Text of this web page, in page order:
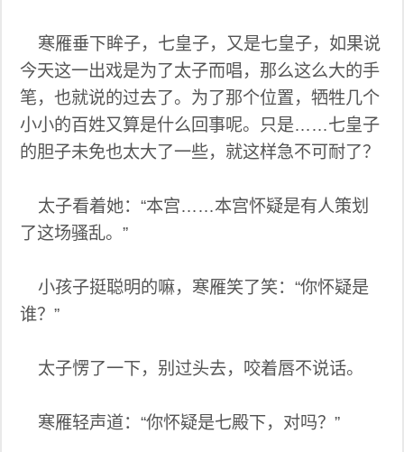
寒雁垂下眸子，七皇子，又是七皇子，如果说
今天这一出戏是为了太子而唱，那么这么大的手
笔，也就说的过去了。为了那个位置，牺牲几个
小小的百姓又算是什么回事呢。只是……七皇子
的胆子未免也太大了一些，就这样急不可耐了？
太子看着她：“本宫……本宫怀疑是有人策划
了这场骚乱。”
小孩子挺聪明的嘛，寒雁笑了笑：“你怀疑是
谁？”
太子愣了一下，别过头去，咬着唇不说话。
寒雁轻声道：“你怀疑是七殿下，对吗？”